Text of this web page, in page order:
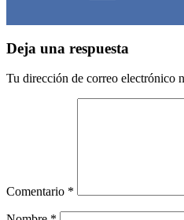
Deja una respuesta
Tu dirección de correo electrónico
Comentario *